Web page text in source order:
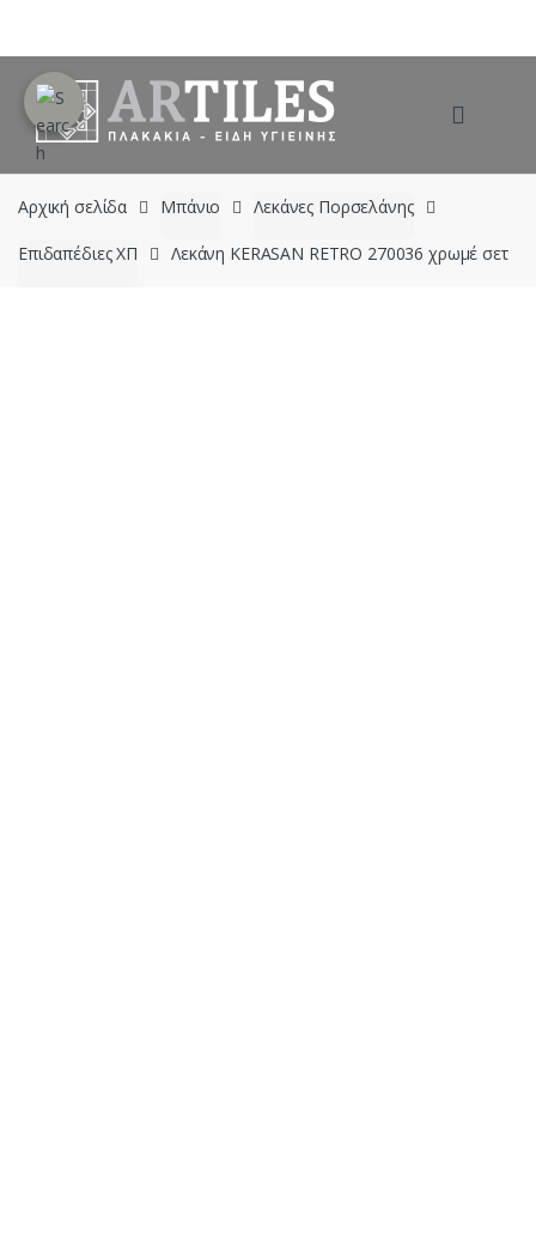
navigation
content
Αρχική σελίδα Μπάνιο Λεκάνες Πορσελάνης
Επιδαπέδιες ΧΠ Λεκάνη KERASAN RETRO 270036 χρωμέ σετ